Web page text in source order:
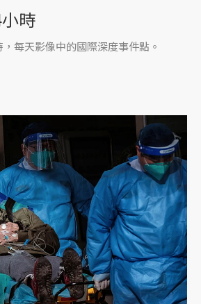
時
每天影像中的國際深度事件點。